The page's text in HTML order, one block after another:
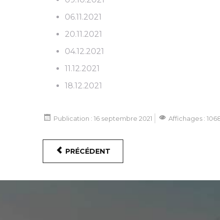
06.11.2021
20.11.2021
04.12.2021
11.12.2021
18.12.2021
Publication : 16 septembre 2021 Affichages :
PRÉCÉDENT